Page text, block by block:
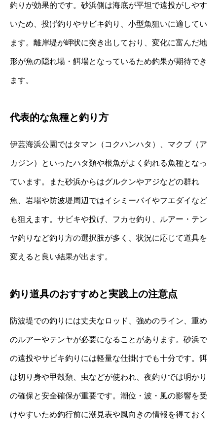
釣りが効果的です。砂浜側は海底が平坦で遠投がしやす
いため、投げ釣りやサビキ釣り、小型魚狙いに適してい
ます。離岸堤が岬状に突き出しており、変化に富んだ地
形が魚の隠れ場・餌場となっているため釣果が期待でき
ます。
代表的な魚種と釣り方
伊芸海浜公園ではタマン（コクハンハタ）、マクブ（ア
カジン）といったハタ類や根魚がよく釣れる魚種となっ
ています。また砂浜からはグルクンやアジなどの群れ
魚、岩場や防波堤周辺ではイシミーバイやフエダイなど
も狙えます。サビキや投げ、フカセ釣り、ルアー・テン
ヤ釣りなど釣り方の選択肢が多く、状況に応じて道具を
変えると良い結果が出ます。
釣り道具のおすすめと実践上の注意点
防波堤での釣りには丈夫なロッド、強めのライン、重め
のルアーやテンヤが必要になることがあります。砂浜で
の遠投やサビキ釣りには軽量な仕掛けでも十分です。餌
は切り身や甲殻類、虫などが使われ、夜釣りでは明かり
の確保と安全確保が重要です。潮位・波・風の影響を受
けやすいため釣行前に潮見表や風向きの情報を得ておく